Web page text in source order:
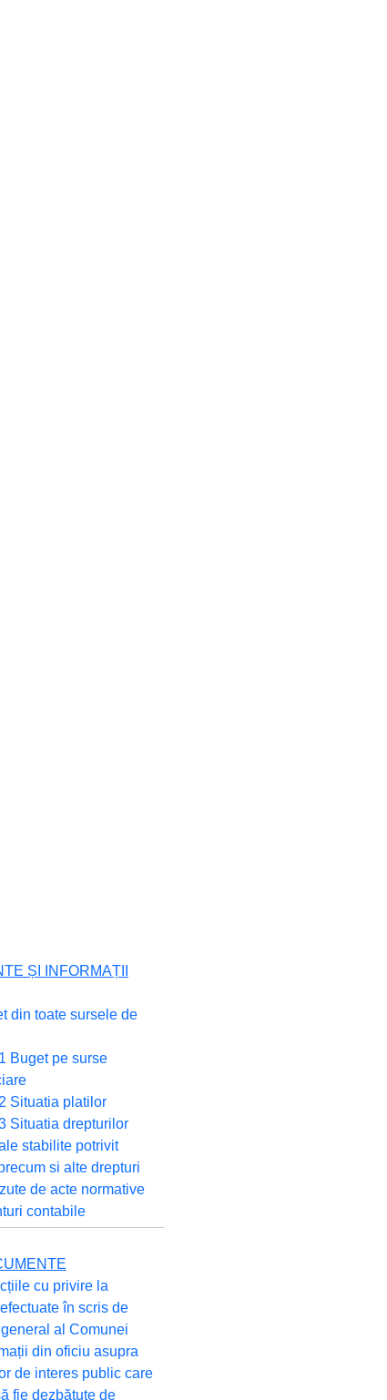
ȘI INFORMAȚII
din toate sursele de
Buget pe surse
Situatia platilor
Situatia drepturilor
stabilite potrivit
si alte drepturi
de acte normative
contabile
cu privire la
în scris de
al Comunei
din oficiu asupra
de interes public care
fie dezbătute de